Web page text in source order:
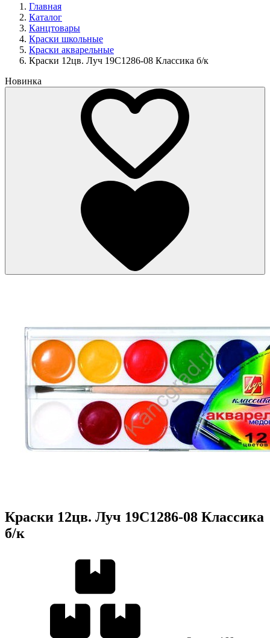
Главная
Каталог
Канцтовары
Краски школьные
Краски акварельные
Краски 12цв. Луч 19С1286-08 Классика б/к
Новинка
Краски 12цв. Луч 19С1286-08 Классика
б/к